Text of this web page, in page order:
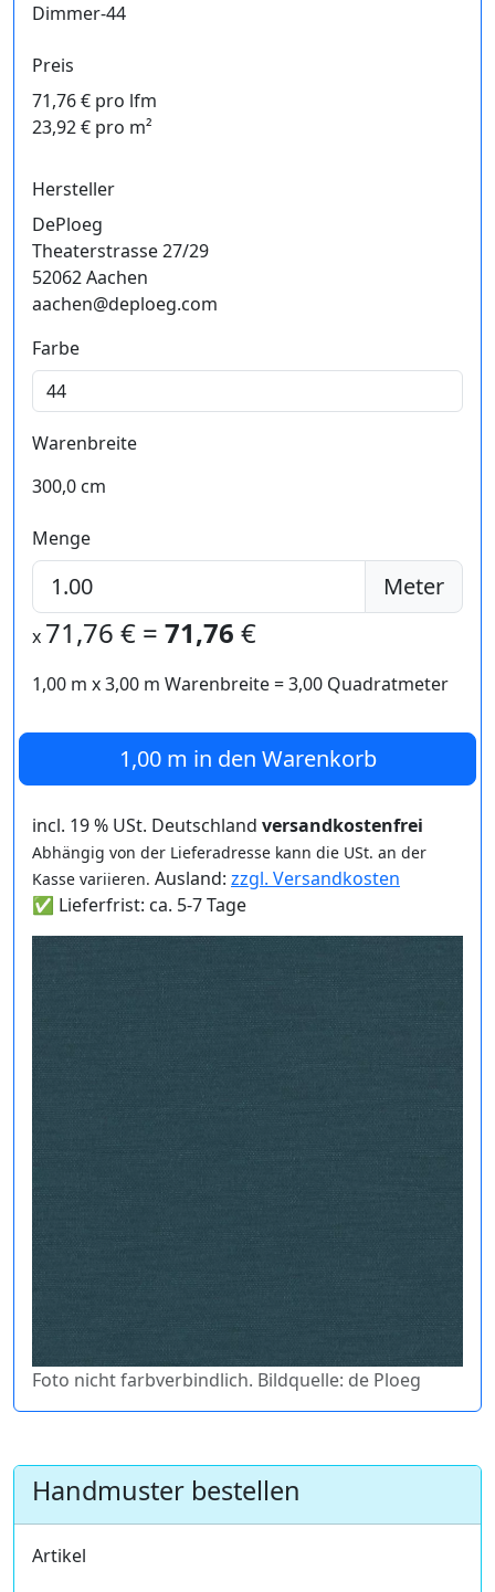
Dimmer-44
Preis
71,76 € pro lfm
23,92 € pro m²
Hersteller
DePloeg
Theaterstrasse 27/29
52062 Aachen
aachen@deploeg.com
Farbe
Warenbreite
300,0 cm
Menge
Meter
x 71,76 € = 71,76 €
1,00 m x3,00 m Warenbreite =3,00 Quadratmeter
1,00 m in den Warenkorb
incl. 19 % USt. Deutschland versandkostenfrei
Abhängig von der Lieferadresse kann die USt. an der
Kasse variieren. Ausland: zzgl. Versandkosten
✅ Lieferfrist: ca. 5-7 Tage
Foto nicht farbverbindlich. Bildquelle: de Ploeg
Handmuster bestellen
Artikel